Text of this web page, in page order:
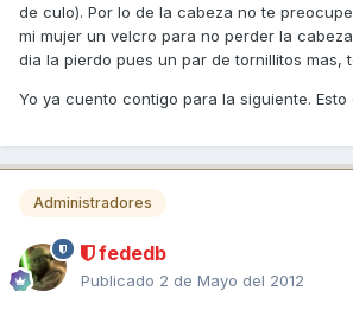
de culo). Por lo de la cabeza no te
mi mujer un velcro para no perder la
dia la pierdo pues un par de tornillitos mas,
Yo ya cuento contigo para la siguiente. Esto
Administradores
fededb
Publicado 2 de Mayo del 2012